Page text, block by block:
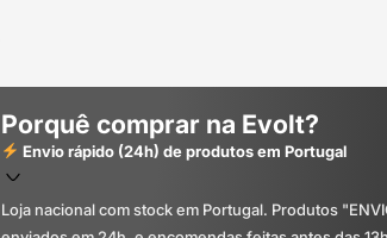
Porquê comprar na Evolt?
Envio rápido (24h) de produtos em Portugal
Loja nacional com stock em Portugal. Produtos